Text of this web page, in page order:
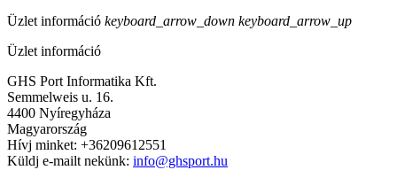
Üzlet információ keyboard_arrow_down keyboard_arrow_up
Üzlet információ
GHS Port Informatika Kft.
Semmelweis u. 16.
4400 Nyíregyháza
Magyarország
Hívj minket: +36209612551
Küldj e-mailt nekünk: info@ghsport.hu